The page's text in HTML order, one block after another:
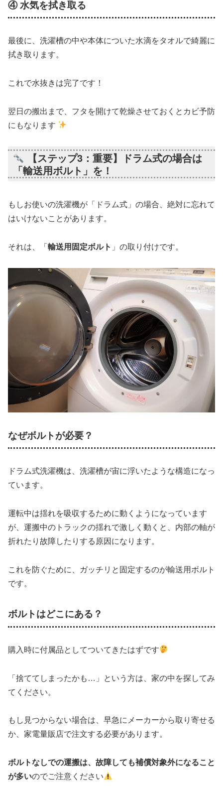
④ 水気を拭き取る
最後に、洗濯槽の中や本体についた水滴をタオルで綺麗に
拭き取ります。
これで水抜きは完了です！
翌日の搬出まで、フタを開けて乾燥させておくとカビ予防
にもなります
【ステップ3：重要】ドラム式の場合は
「輸送用ボルト」を！
もしお使いの洗濯機が「ドラム式」の場合、絶対に忘れて
はいけないことがあります。
それは、「 輸送用固定ボルト 」の取り付けです。
なぜボルトが必要？
ドラム式洗濯機は、洗濯槽が宙に浮いたような構造になっ
ています。
運転中は揺れを吸収するために動くようになっています
が、運搬中のトラックの揺れで激しく動くと、内部の軸が
折れたり故障したりする原因になります。
これを防ぐために、ガッチリと固定するのが輸送用ボルト
です。
ボルトはどこにある？
購入時に付属品としてついてきたはずです
「捨ててしまったかも…」という方は、家の中を探してみ
てください。
もし見つからない場合は、早急にメーカーから取り寄せる
か、家電量販店で注文する必要があります。
ボルトなしでの運搬は、故障しても補償対象外になること
が多いのでご注意ください